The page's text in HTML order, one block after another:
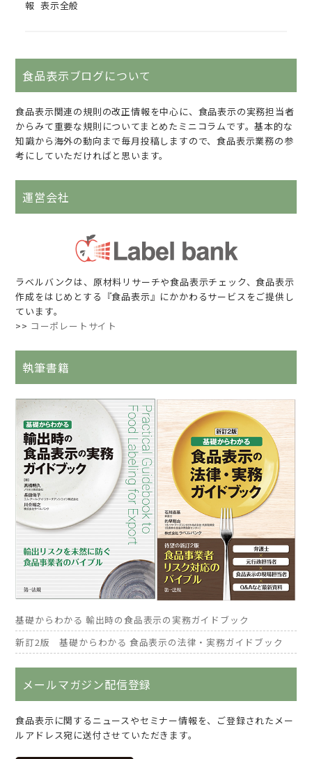
報 表示全般
食品表示ブログについて
食品表示関連の規則の改正情報を中心に、食品表示の実務担当者
からみて重要な規則についてまとめたミニコラムです。基本的な
知識から海外の動向まで毎月投稿しますので、食品表示業務の参
考にしていただければと思います。
運営会社
ラベルバンクは、原材料リサーチや食品表示チェック、食品表示
作成をはじめとする『食品表示』にかかわるサービスをご提供し
ています。
>> コーポレートサイト
執筆書籍
基礎からわかる 輸出時の食品表示の実務ガイドブック
新訂2版 基礎からわかる 食品表示の法律・実務ガイドブック
メールマガジン配信登録
食品表示に関するニュースやセミナー情報を、ご登録されたメー
ルアドレス宛に送付させていただきます。